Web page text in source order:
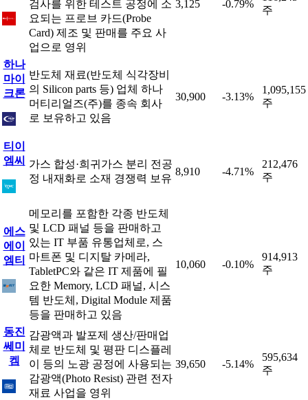
검사를 위한 테스트 공정에 소
요되는 프로브 카드(Probe
Card) 제조 및 판매를 주요 사
업으로 영위
3,125 -0.79%
주
하나
마이
크론
반도체 재료(반도체 식각장비
의 Silicon parts 등) 업체 하나
머티리얼즈(주)를 종속 회사
로 보유하고 있음
30,900 -3.13%
1,095,155
주
티이
엠씨 가스 합성·희귀가스 분리 전공
정 내재화로 소재 경쟁력 보유
8,910 -4.71%
212,476
주
에스
에이
엠티
메모리를 포함한 각종 반도체
및 LCD 패널 등을 판매하고
있는 IT 부품 유통업체로, 스
마트폰 및 디지탈 카메라,
TabletPC와 같은 IT 제품에 필
요한 Memory, LCD 패널, 시스
템 반도체, Digital Module 제품
등을 판매하고 있음
10,060 -0.10%
914,913
주
동진
쎄미
켐
감광액과 발포제 생산/판매업
체로 반도체 및 평판 디스플레
이 등의 노광 공정에 사용되는
감광액(Photo Resist) 관련 전자
재료 사업을 영위
39,650 -5.14%
595,634
주